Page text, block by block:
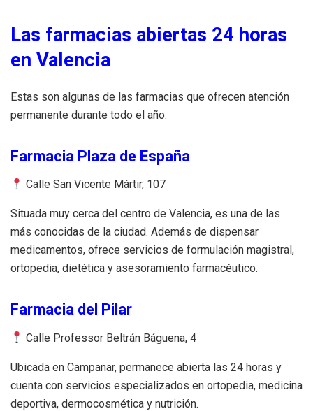
Las farmacias abiertas 24 horas
en Valencia
Estas son algunas de las farmacias que ofrecen atención
permanente durante todo el año:
Farmacia Plaza de España
Calle San Vicente Mártir, 107
Situada muy cerca del centro de Valencia, es una de las
más conocidas de la ciudad. Además de dispensar
medicamentos, ofrece servicios de formulación magistral,
ortopedia, dietética y asesoramiento farmacéutico.
Farmacia del Pilar
Calle Professor Beltrán Báguena, 4
Ubicada en Campanar, permanece abierta las 24 horas y
cuenta con servicios especializados en ortopedia, medicina
deportiva, dermocosmética y nutrición.